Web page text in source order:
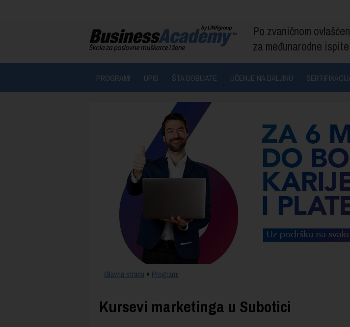
Po zvaničnom
za međunarodne ispite
PROGRAMI UPIS ŠTA DOBIJATE UČENJE NA DALJINU
Glavna strana » Programi
Kursevi marketinga u Subotici